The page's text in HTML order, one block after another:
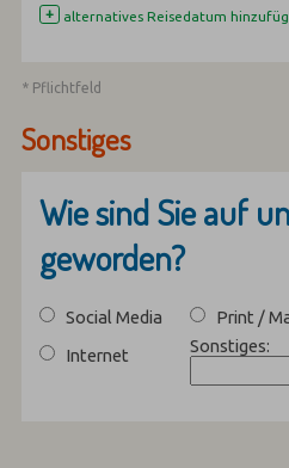
+ alternatives Reisedatum
* Pflichtfeld
Sonstiges
Wie sind Sie auf
geworden?
Social Media Print /
Internet
Sonstiges: